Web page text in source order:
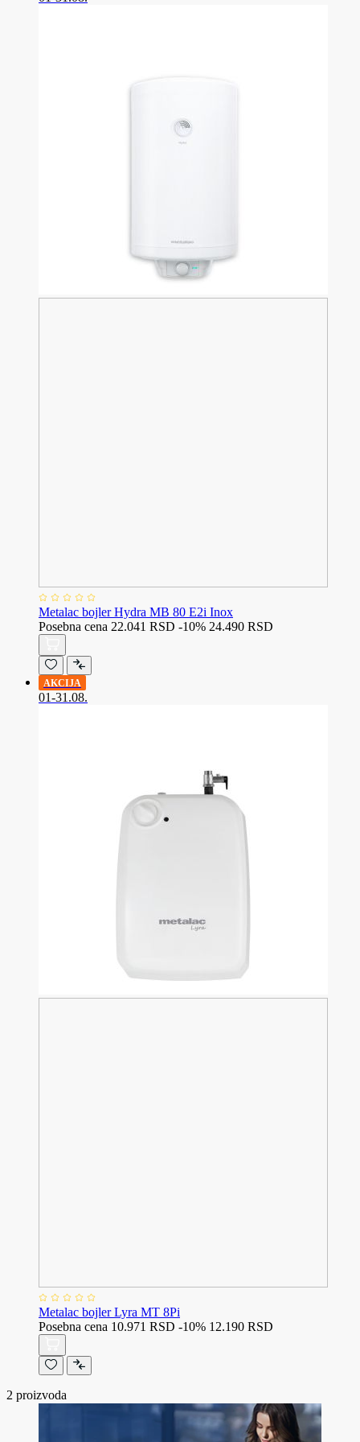
Metalac bojler Hydra MB 80 E2i Inox
Posebna cena 22.041 RSD -10% 24.490 RSD
AKCIJA
01-31.08.
Metalac bojler Lyra MT 8Pi
Posebna cena 10.971 RSD -10% 12.190 RSD
2 proizvoda